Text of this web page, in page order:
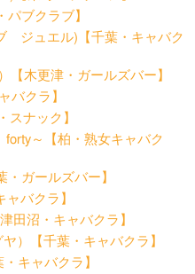
パブクラブ】
ジュエル)【千葉・キャバク
【木更津・ガールズバー】
バクラ】
スナック】
～【柏・熟女キャバク
・ガールズバー】
バクラ】
田沼・キャバクラ】
）【千葉・キャバクラ】
キャバクラ】